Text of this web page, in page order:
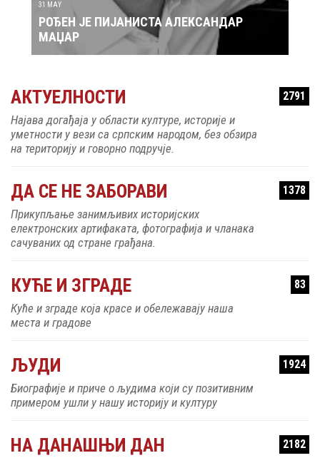
ЈЕ ПИЈАНИСТА АЛЕКСАНДАР
30 MAY
РОЂЕН ЈЕ
АКТУЕЛНОСТИ 2791
Најава догађаја у области културе, историје и
уметности у вези са српским народом, без обзира
на територију и говорно подручје.
ДА СЕ НЕ ЗАБОРАВИ 1378
Прикупљање занимљивих историјских
електронских артифаката, фотографија и чланака
сачуваних од стране грађана.
КУЋЕ И ЗГРАДЕ 83
Куће и зграде која красе и обележавају наша
места и градове
ЉУДИ 1924
Биографије и приче о људима који су позитивним
примером ушли у нашу историју и културу
НА ДАНАШЊИ ДАН 2182